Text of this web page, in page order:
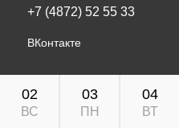
+7 (4872) 52 55 33
ВКонтакте
02
ВС
03
ПН
04
ВТ